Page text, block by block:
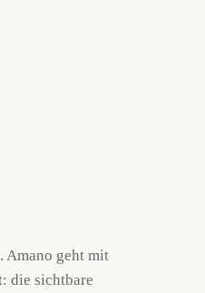
Amano geht mit
die sichtbare